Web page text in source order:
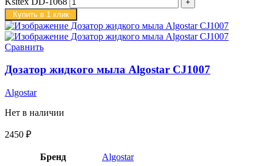
Купить в 1 клик
Сравнить
Дозатор жидкого мыла Algostar CJ1007
Algostar
Нет в наличии
2450 ₽
Бренд Algostar